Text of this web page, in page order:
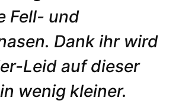
Fell- und
Dank ihr wird
Leid auf dieser
wenig kleiner.